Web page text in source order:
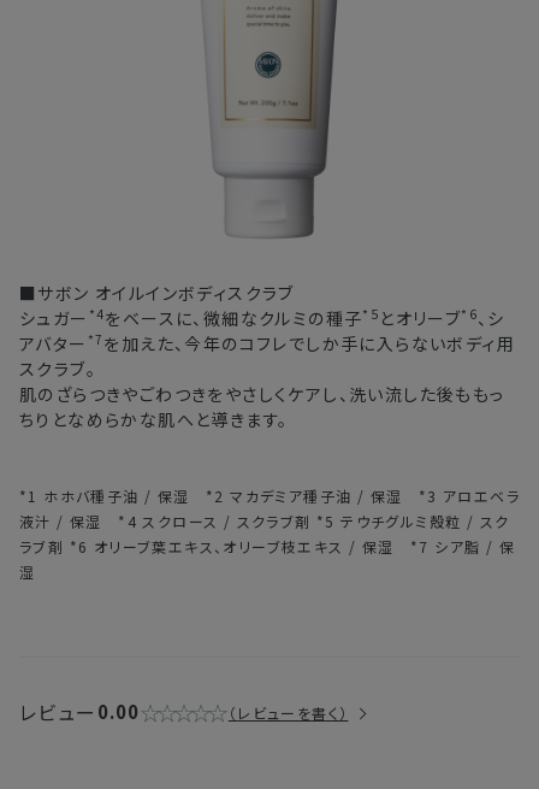
■サボン オイルインボディスクラブ
シュガー *4をベースに、微細なクルミの種子*5 とオリーブ*6、シ
アバター *7 を加えた、今年のコフレでしか手に入らないボディ用
スクラブ。
肌のざらつきやごわつきをやさしくケアし、洗い流した後ももっ
ちりとなめらかな肌へと導きます。
*1 ホホバ種子油 / 保湿 *2 マカデミア種子油 / 保湿 *3 アロエベラ
液汁 / 保湿 *4 スクロース / スクラブ剤 *5 テウチグルミ殻粒 / スク
ラブ剤 *6 オリーブ葉エキス、オリーブ枝エキス / 保湿 *7 シア脂 / 保
湿
レビュー 0.00 レビューを書く